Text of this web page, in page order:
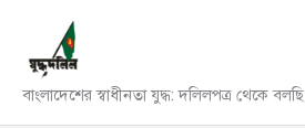
content
বাংলাদেশের স্বাধীনতা যুদ্ধ: দলিলপত্র থেকে বলছি